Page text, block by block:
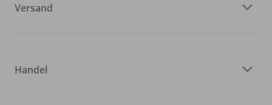
Versand
Handel